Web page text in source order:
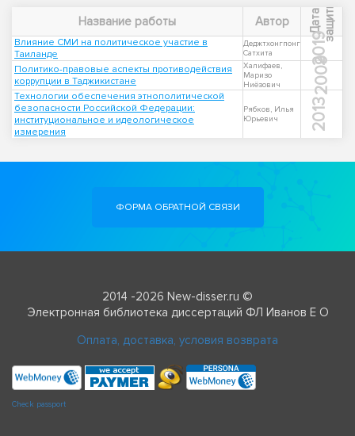
Название работы Автор Д
а
т
а
з
а
щ
и
ты
Влияние СМИ на политическое участие в
Таиланде
Деджтхонгпонг
Сатхита
2019
Политико-правовые аспекты противодействия
коррупции в Таджикистане
Халифаев,
Маризо
Ниёзович
2009
Технологии обеспечения этнополитической
безопасности Российской Федерации:
институциональное и идеологическое
измерения
Рябков, Илья
Юрьевич
2013
ФОРМА ОБРАТНОЙ СВЯЗИ
2014 -2026 New-disser.ru ©
Электронная библиотека диссертаций ФЛ Иванов Е О
Оплата, доставка, условия возврата
Check passport